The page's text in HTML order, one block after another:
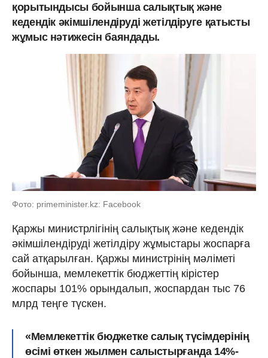
қорытындысы бойынша салықтық және
кедендік әкімшілендіруді жетілдіруге қатысты
жұмыс нәтижесін баяндады.
Фото: primeminister.kz: Facebook
Қаржы министрлігінің салықтық және кедендік
әкімшілендіруді жетілдіру жұмыстары жоспарға
сай атқарылған. Қаржы министрінің мәліметі
бойынша, мемлекеттік бюджеттің кірістер
жоспары 101% орындалып, жоспардан тыс 76
млрд теңге түскен.
«Мемлекеттік бюджетке салық түсімдерінің
өсімі өткен жылмен салыстырғанда 14%-